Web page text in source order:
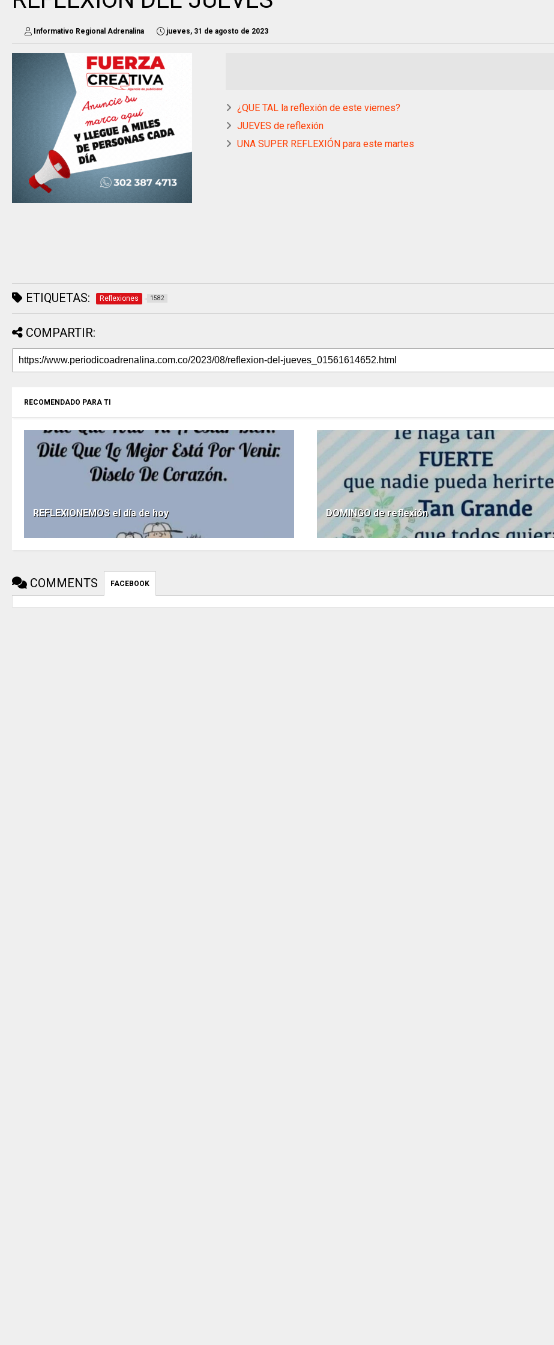
Informativo Regional Adrenalina jueves, 31 de agosto de 2023
¿QUE TAL la reflexión de este viernes?
JUEVES de reflexión
UNA SUPER REFLEXIÓN para este martes
ETIQUETAS: Reflexiones 1582
COMPARTIR:
RECOMENDADO PARA TI
REFLEXIONEMOS el día de hoy DOMINGO de reflexión
COMMENTS FACEBOOK